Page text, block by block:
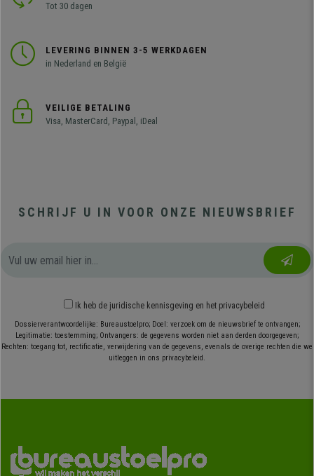
Tot 30 dagen
LEVERING BINNEN 3-5 WERKDAGEN
in Nederland en België
VEILIGE BETALING
Visa, MasterCard, Paypal, iDeal
SCHRIJF U IN VOOR ONZE NIEUWSBRIEF
Ik heb de juridische kennisgeving en het privacybeleid
Dossierverantwoordelijke: Bureaustoelpro; Doel: verzoek om de nieuwsbrief te ontvangen;
Legitimatie: toestemming; Ontvangers: de gegevens worden niet aan derden doorgegeven;
Rechten: toegang tot, rectificatie, verwijdering van de gegevens, evenals de overige rechten die we
uitleggen in ons privacybeleid.